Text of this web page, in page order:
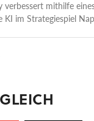
verbessert mithilfe
KI im Strategiespiel